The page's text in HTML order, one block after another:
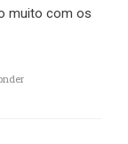
muito com os